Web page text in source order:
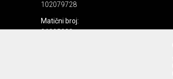
102079728
Matični broj:
06205232